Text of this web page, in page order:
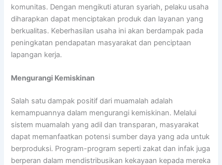
komunitas. Dengan mengikuti aturan syariah, pelaku usaha
diharapkan dapat menciptakan produk dan layanan yang
berkualitas. Keberhasilan usaha ini akan berdampak pada
peningkatan pendapatan masyarakat dan penciptaan
lapangan kerja.
Mengurangi Kemiskinan
Salah satu dampak positif dari muamalah adalah
kemampuannya dalam mengurangi kemiskinan. Melalui
sistem muamalah yang adil dan transparan, masyarakat
dapat memanfaatkan potensi sumber daya yang ada untuk
berproduksi. Program-program seperti zakat dan infak juga
berperan dalam mendistribusikan kekayaan kepada mereka